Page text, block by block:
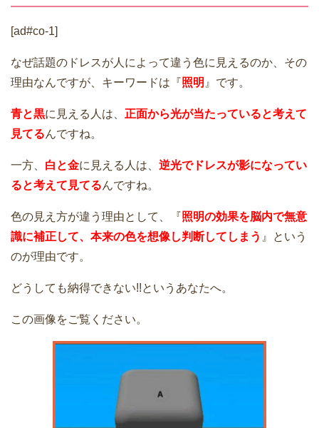
[ad#co-1]
なぜ話題のドレスが人によって違う色に見えるのか、その
理由なんですが、キーワードは『照明 』です。
青と黒に見える人は、 正面から光が当たっていると考えて
見てるんですね。
一方、 白と金に見える人は、 逆光でドレスが影になってい
ると考えて見てるんですね。
色の見え方が違う理由として、『照明の効果を脳内で無意
識に補正して、本来の色を想像し判断してしまう 』という
のが理由です。
どうしても納得できない!!というあなたへ。
この画像をご覧ください。